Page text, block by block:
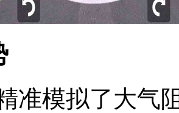
准模拟了大气